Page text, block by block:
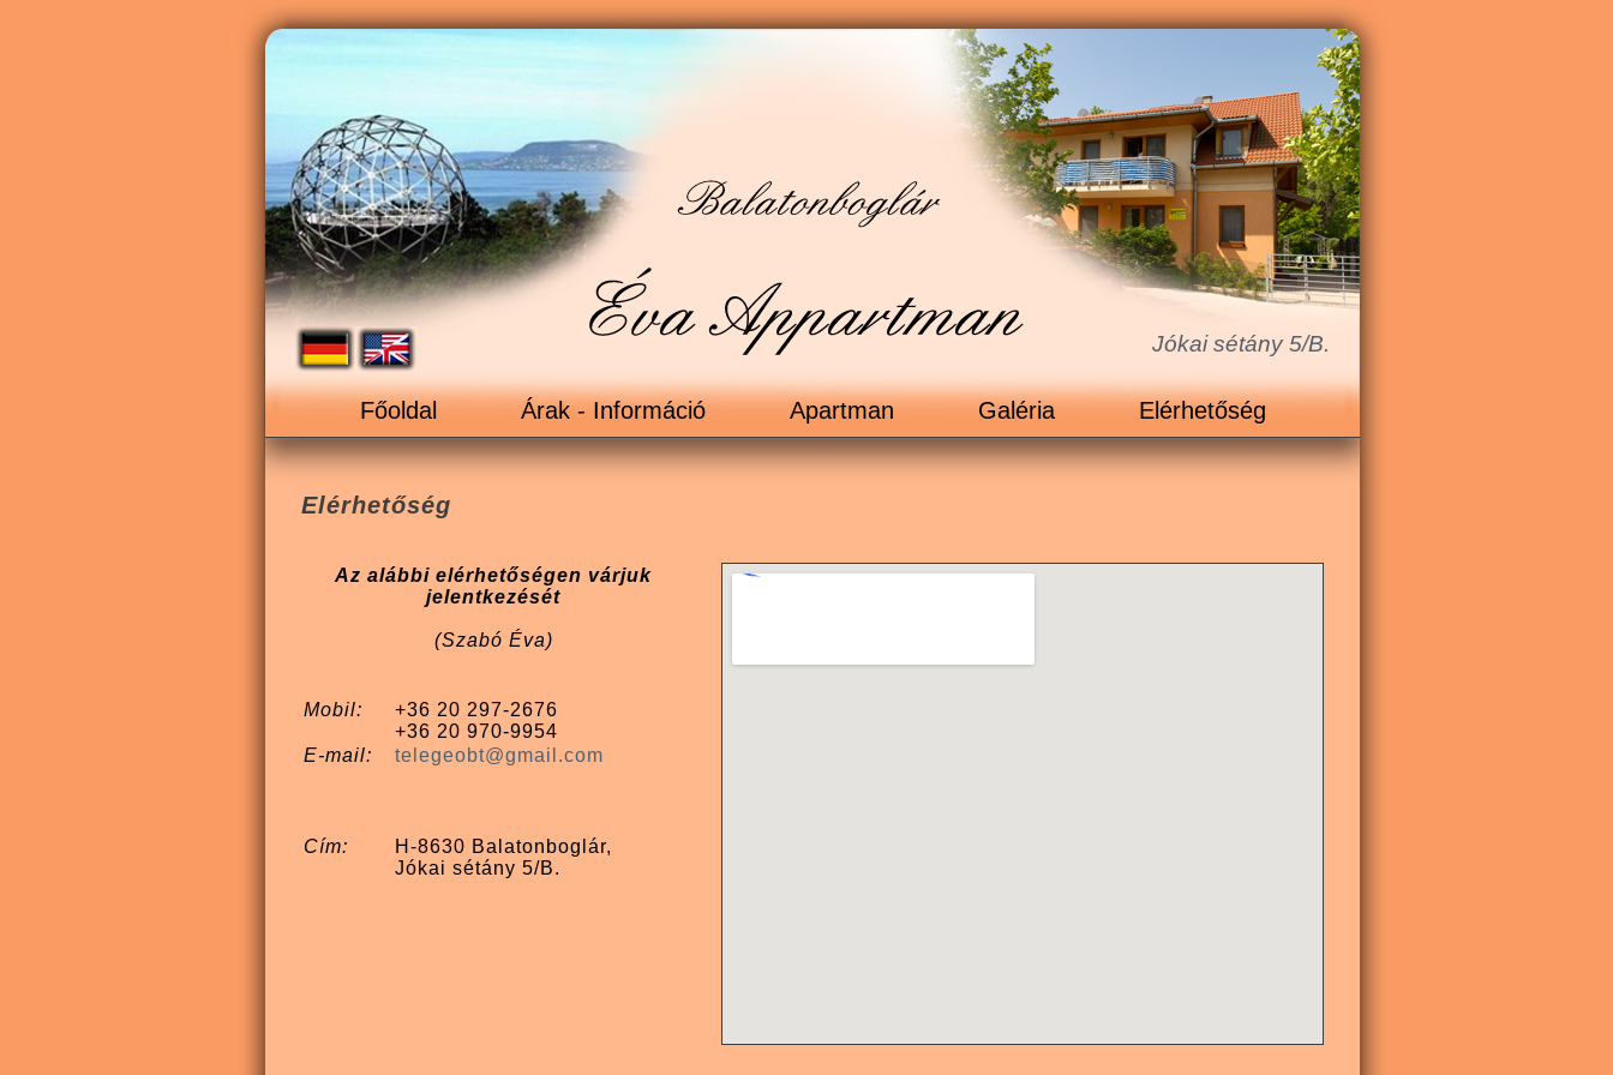
Jókai sétány 5/B.
Főoldal Árak - Információ Apartman Galéria Elérhetőség
Elérhetőség
Az alábbi elérhetőségen várjuk
jelentkezését
(Szabó Éva)
Mobil:
+36 20 297-2676
+36 20 970-9954
E-mail:
telegeobt@gmail.com
Cím:
H-8630 Balatonboglár,
Jókai sétány 5/B.